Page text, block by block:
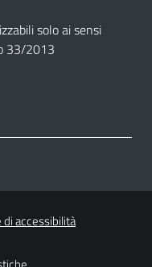
solo ai sensi
33/2013
accessibilità